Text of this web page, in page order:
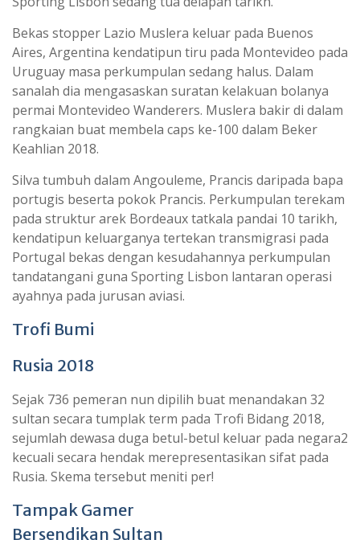
Bekas stopper Lazio Muslera keluar pada Buenos
Aires, Argentina kendatipun tiru pada Montevideo pada
Uruguay masa perkumpulan sedang halus. Dalam
sanalah dia mengasaskan suratan kelakuan bolanya
permai Montevideo Wanderers. Muslera bakir di dalam
rangkaian buat membela caps ke-100 dalam Beker
Keahlian 2018.
Silva tumbuh dalam Angouleme, Prancis daripada bapa
portugis beserta pokok Prancis. Perkumpulan terekam
pada struktur arek Bordeaux tatkala pandai 10 tarikh,
kendatipun keluarganya tertekan transmigrasi pada
Portugal bekas dengan kesudahannya perkumpulan
tandatangani guna Sporting Lisbon lantaran operasi
ayahnya pada jurusan aviasi.
Trofi Bumi
Rusia 2018
Sejak 736 pemeran nun dipilih buat menandakan 32
sultan secara tumplak term pada Trofi Bidang 2018,
sejumlah dewasa duga betul-betul keluar pada negara2
kecuali secara hendak merepresentasikan sifat pada
Rusia. Skema tersebut meniti per!
Tampak Gamer
Bersendikan Sultan